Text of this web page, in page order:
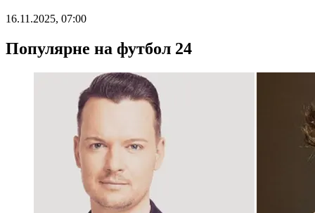
16.11.2025, 07:00
Популярне на футбол 24